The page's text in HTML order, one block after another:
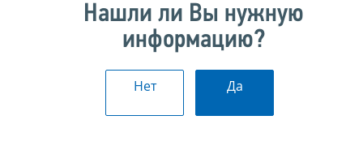
Нашли ли Вы нужную
информацию?
Нет Да